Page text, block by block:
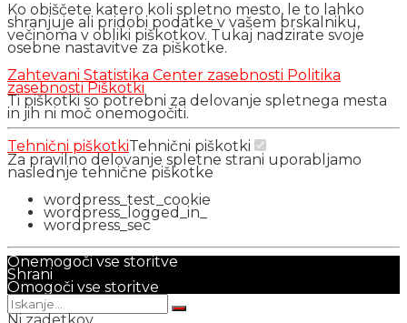
Ko obiščete katero koli spletno mesto, le to lahko
shranjuje ali pridobi podatke v vašem brskalniku,
večinoma v obliki piškotkov. Tukaj nadzirate svoje
osebne nastavitve za piškotke.
Zahtevani Statistika Center zasebnosti Politika
zasebnosti Piškotki
Ti piškotki so potrebni za delovanje spletnega mesta
in jih ni moč onemogočiti.
Tehnični piškotkiTehnični piškotki
Za pravilno delovanje spletne strani uporabljamo
naslednje tehnične piškotke
wordpress_test_cookie
wordpress_logged_in_
wordpress_sec
Onemogoči vse storitve
Shrani
Omogoči vse storitve